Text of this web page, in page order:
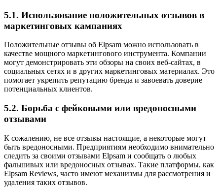
5.1. Использование положительных отзывов в
маркетинговых кампаниях
Положительные отзывы об Elpsam можно использовать в
качестве мощного маркетингового инструмента. Компании
могут демонстрировать эти обзоры на своих веб-сайтах, в
социальных сетях и в других маркетинговых материалах. Это
помогает укрепить репутацию бренда и завоевать доверие
потенциальных клиентов.
5.2. Борьба с фейковыми или вредоносными
отзывами
К сожалению, не все отзывы настоящие, а некоторые могут
быть вредоносными. Предприятиям необходимо внимательно
следить за своими отзывами Elpsam и сообщать о любых
фальшивых или вредоносных отзывах. Такие платформы, как
Elpsam Reviews, часто имеют механизмы для рассмотрения и
удаления таких отзывов.